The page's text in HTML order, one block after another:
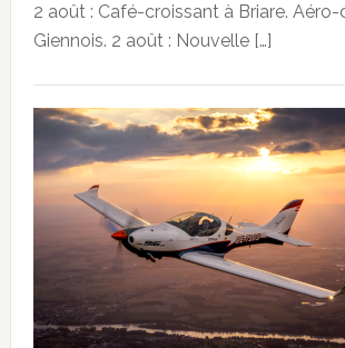
2 août : Café-croissant à Briare.
Giennois. 2 août : Nouvelle […]